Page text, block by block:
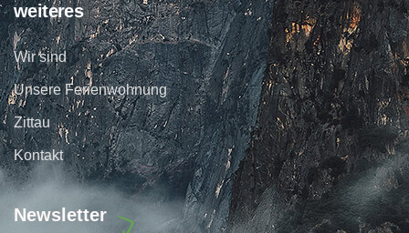
weiteres
Wir sind
Unsere Ferienwohnung
Zittau
Kontakt
Newsletter